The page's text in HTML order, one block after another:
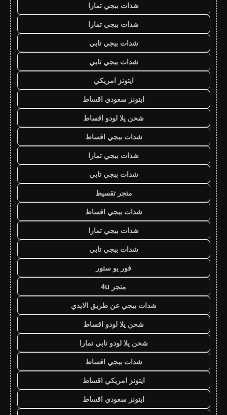
شدات ببجي تمارا
شدات ببجي تمارا
شدات ببجي تابي
شدات ببجي تابي
ايتونز امريكي
ايتونز سعودي اقساط
شحن يلا لودو اقساط
شدات ببجي اقساط
شدات ببجي تمارا
شدات ببجي تابي
متجر تقسيط
شدات ببجي اقساط
شدات ببجي تمارا
شدات ببجي تابي
فور يو ستور
متجر 4u
شدات ببجي عن طريق الايدي
شحن يلا لودو اقساط
شحن يلا لودو تابي تمارا
شدات ببجي اقساط
ايتونز امريكي اقساط
ايتونز سعودي اقساط